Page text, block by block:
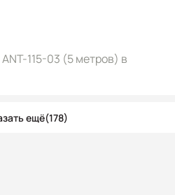
115-03 (5 метров) в
ещё(178)